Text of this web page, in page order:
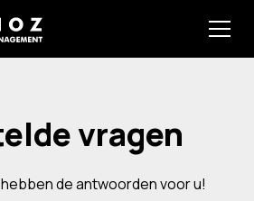
vragen
de antwoorden voor u!